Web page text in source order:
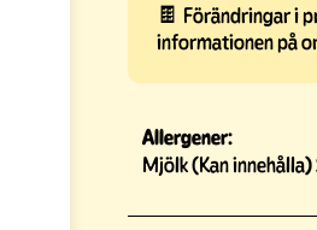
🍫 Förändringar i
informationen på
Allergener:
Mjölk (Kan